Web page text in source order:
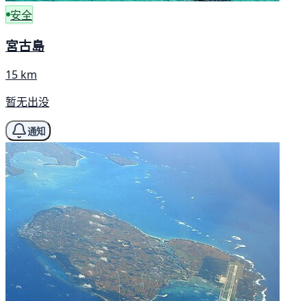
安全
宮古島
15 km
暂无出没
通知